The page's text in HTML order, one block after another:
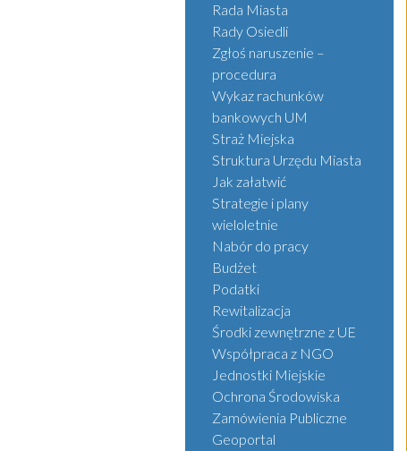
Rada Miasta
Rady Osiedli
Zgłoś naruszenie –
procedura
Wykaz rachunków
bankowych UM
Straż Miejska
Struktura Urzędu Miasta
Jak załatwić
Strategie i plany
wieloletnie
Nabór do pracy
Budżet
Podatki
Rewitalizacja
Środki zewnętrzne z UE
Współpraca z NGO
Jednostki Miejskie
Ochrona Środowiska
Zamówienia Publiczne
Geoportal